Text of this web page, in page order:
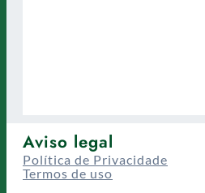
Aviso legal
Política de Privacidade
Termos de uso